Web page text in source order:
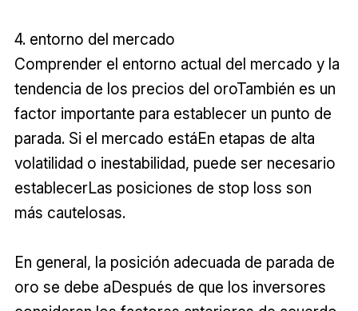
4. entorno del mercado
Comprender el entorno actual del mercado y la
tendencia de los precios del oroTambién es un
factor importante para establecer un punto de
parada. Si el mercado estáEn etapas de alta
volatilidad o inestabilidad, puede ser necesario
establecerLas posiciones de stop loss son
más cautelosas.
En general, la posición adecuada de parada de
oro se debe aDespués de que los inversores